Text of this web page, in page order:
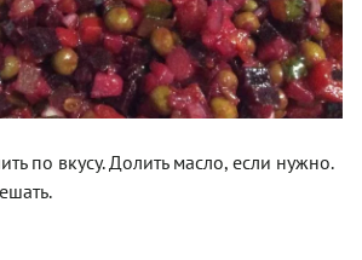
по вкусу. Долить масло, если нужно.